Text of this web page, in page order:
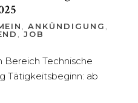
,ANKÜNDIGUNG
,JOB
Bereich Technische
Tätigkeitsbeginn: ab